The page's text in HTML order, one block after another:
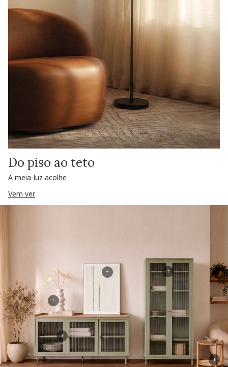
Do piso ao teto
A meia-luz acolhe
Vem ver
+
+
+
+
+